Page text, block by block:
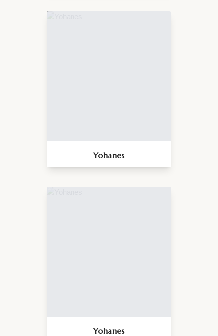
Yohanes
Yohanes